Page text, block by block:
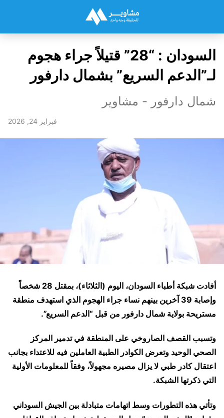
السودان : “28” قتيلاً جراء هجوم
لـ”الدعم السريع” بشمال دارفور
شمال دارفور - مشاوير
فبراير 24, 2026
أفادت شبكة أطباء السودان، اليوم (الثلاثاء)، بمقتل 28 شخصاً
وإصابة 39 آخرين بينهم نساء جراء الهجوم الذي استهدف منطقة
مستريحة بولاية شمال دارفور من قبل “الدعم السريع”.
وتسبب القصف الصاروخي على المنطقة في تدمير المركز
الصحي الوحيد وتعرض الكوادر الطبية العاملين فيه للاعتداء بجانب
اعتقال كادر طبي لا يزال مصيره مجهولاً، وفقاً للمعلومات الأولية
التي ذكرتها الشبكة.
وتأتي هذه التطورات وسط اتهامات متبادلة بين الجيش السوداني